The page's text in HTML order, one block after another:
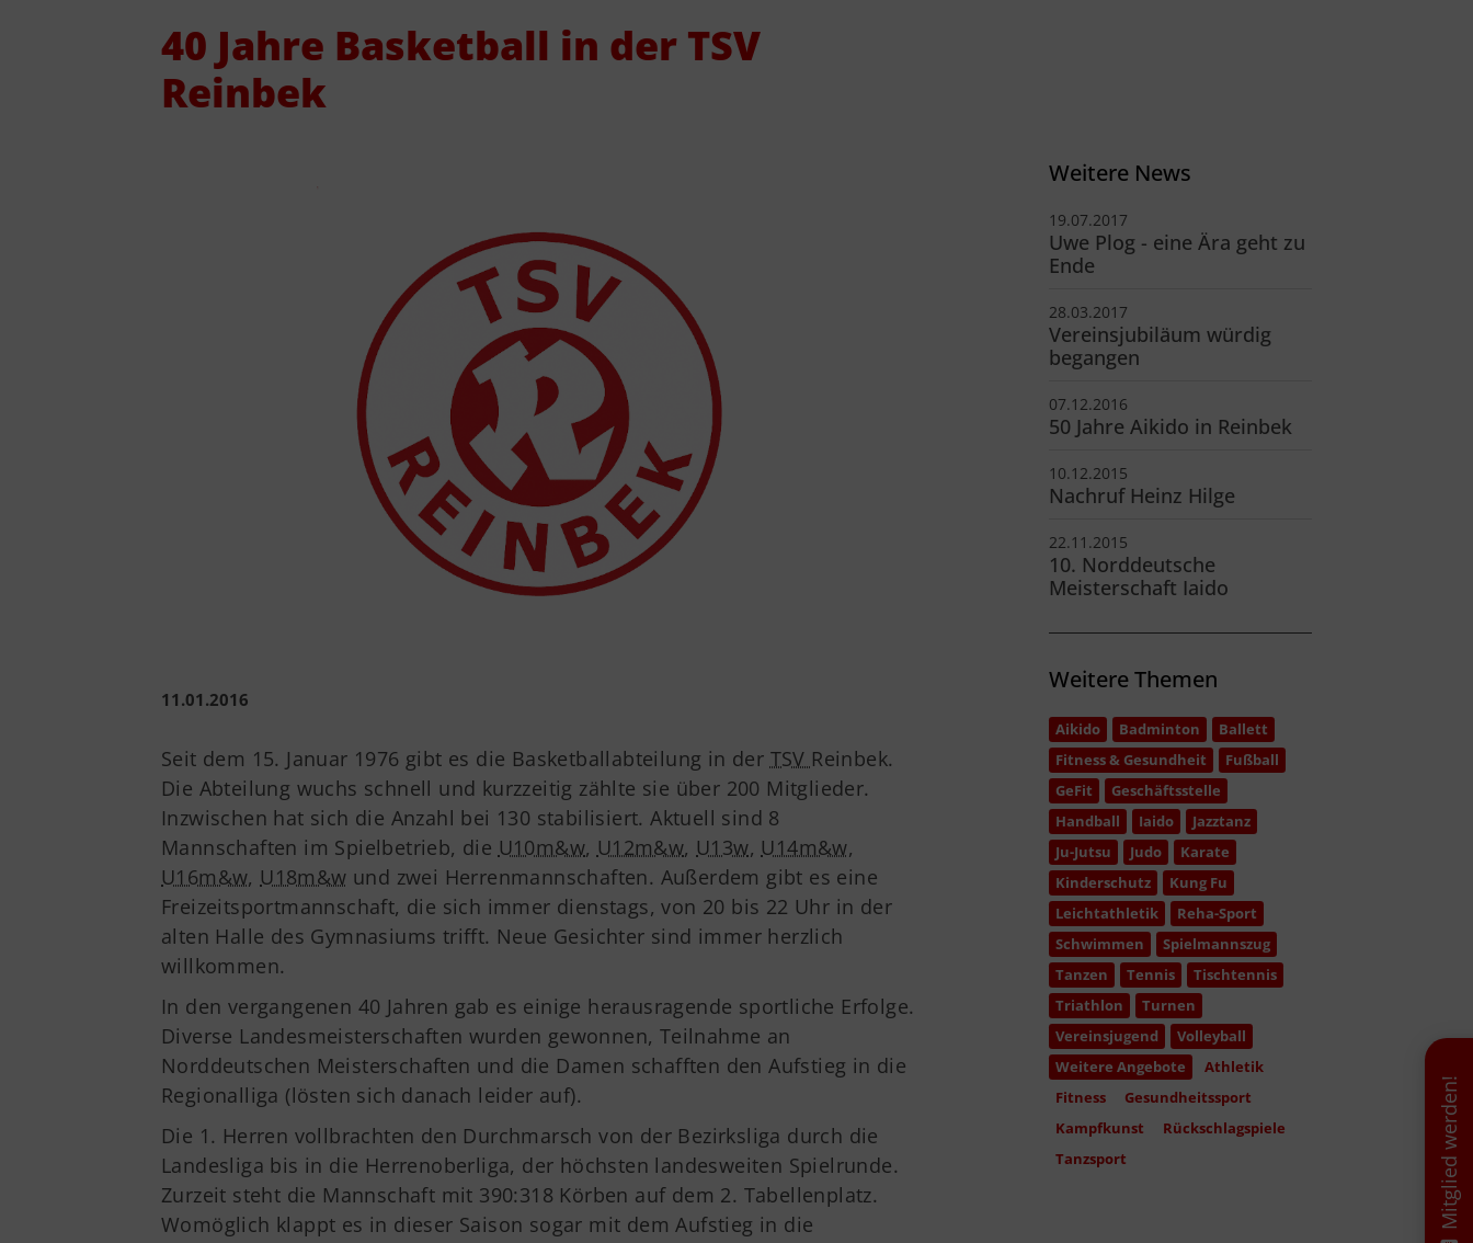
40 Jahre Basketball in der TSV
Reinbek
11.01.2016
Seit dem 15. Januar 1976 gibt es die Basketballabteilung in der TSV Reinbek.
Die Abteilung wuchs schnell und kurzzeitig zählte sie über 200 Mitglieder.
Inzwischen hat sich die Anzahl bei 130 stabilisiert. Aktuell sind 8
Mannschaften im Spielbetrieb, die U10m&w, U12m&w, U13w, U14m&w,
U16m&w, U18m&w und zwei Herrenmannschaften. Außerdem gibt es eine
Freizeitsportmannschaft, die sich immer dienstags, von 20 bis 22 Uhr in der
alten Halle des Gymnasiums trifft. Neue Gesichter sind immer herzlich
willkommen.
In den vergangenen 40 Jahren gab es einige herausragende sportliche Erfolge.
Diverse Landesmeisterschaften wurden gewonnen, Teilnahme an
Norddeutschen Meisterschaften und die Damen schafften den Aufstieg in die
Regionalliga (lösten sich danach leider auf).
Die 1. Herren vollbrachten den Durchmarsch von der Bezirksliga durch die
Landesliga bis in die Herrenoberliga, der höchsten landesweiten Spielrunde.
Zurzeit steht die Mannschaft mit 390:318 Körben auf dem 2. Tabellenplatz.
Womöglich klappt es in dieser Saison sogar mit dem Aufstieg in die
Weitere News
19.07.2017
Uwe Plog - eine Ära geht zu
Ende
28.03.2017
Vereinsjubiläum würdig
begangen
07.12.2016
50 Jahre Aikido in Reinbek
10.12.2015
Nachruf Heinz Hilge
22.11.2015
10. Norddeutsche
Meisterschaft Iaido
Weitere Themen
Aikido Badminton
Ballett
Fitness & Gesundheit
Fußball
GeFit
Geschäftsstelle
Handball
Iaido
Jazztanz
Ju-Jutsu
Judo
Karate
Kinderschutz
Kung Fu
Leichtathletik
Reha-Sport
Schwimmen
Spielmannszug
Tanzen
Tennis
Tischtennis
Triathlon
Turnen
Vereinsjugend
Volleyball
Weitere Angebote
Athletik
Fitness
Gesundheitssport
Kampfkunst
Rückschlagspiele
Tanzsport
Mitglied werden!
Vorstand
Jobs
Sponsoren
Mitglied werden